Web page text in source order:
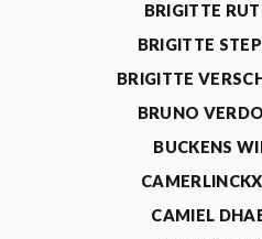
BRIGITTE
BRIGITTE
BRIGITTE
BRUNO
BUCKENS
CAMIEL